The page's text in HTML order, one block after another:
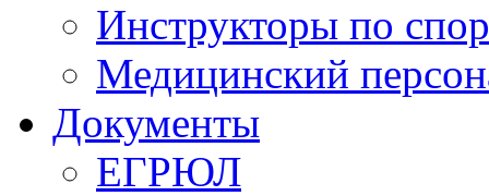
Инструкторы по
Медицинский
Документы
ЕГРЮЛ